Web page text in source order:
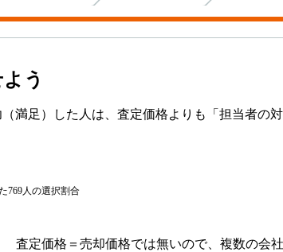
う
満足）した人は、査定価格よりも「担当者の
769人の選択割合
査定価格＝売却価格では無いので、複数の会